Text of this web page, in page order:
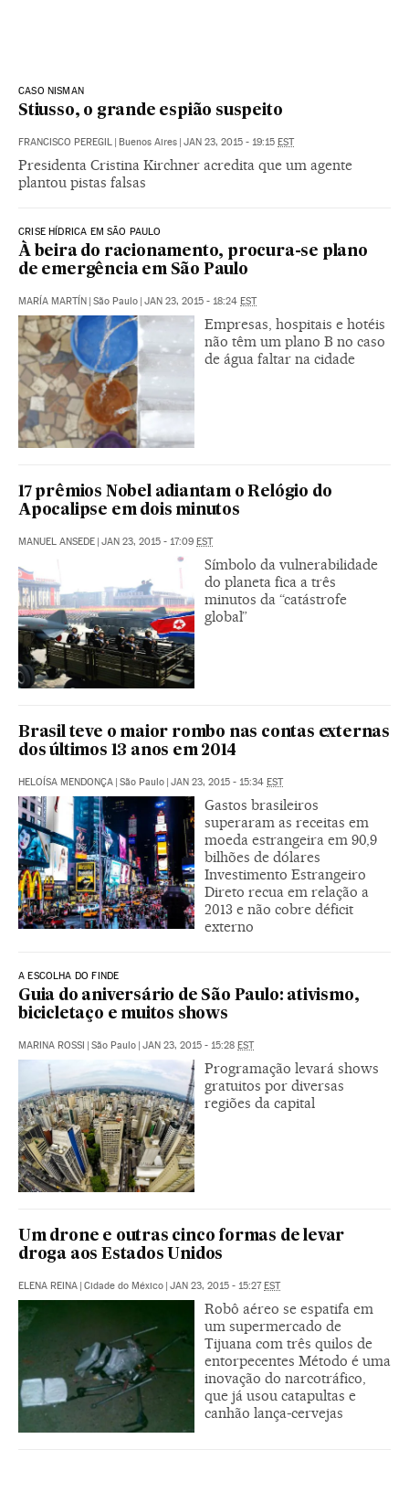
CASO NISMAN
Stiusso, o grande espião suspeito
FRANCISCO PEREGIL Buenos Aires JAN 23, 2015 - 19:15 EST
Presidenta Cristina Kirchner acredita que um agente
plantou pistas falsas
CRISE HÍDRICA EM SÃO PAULO
À beira do racionamento, procura-se plano
de emergência em São Paulo
MARÍA MARTÍN São Paulo JAN 23, 2015 - 18:24 EST
Empresas, hospitais e hotéis
não têm um plano B no caso
de água faltar na cidade
17 prêmios Nobel adiantam o Relógio do
Apocalipse em dois minutos
MANUEL ANSEDE JAN 23, 2015 - 17:09 EST
Símbolo da vulnerabilidade
do planeta fica a três
minutos da “catástrofe
global”
Brasil teve o maior rombo nas contas externas
dos últimos 13 anos em 2014
HELOÍSA MENDONÇA São Paulo JAN 23, 2015 - 15:34 EST
Gastos brasileiros
superaram as receitas em
moeda estrangeira em 90,9
bilhões de dólares
Investimento Estrangeiro
Direto recua em relação a
2013 e não cobre déficit
externo
A ESCOLHA DO FINDE
Guia do aniversário de São Paulo: ativismo,
bicicletaço e muitos shows
MARINA ROSSI São Paulo JAN 23, 2015 - 15:28 EST
Programação levará shows
gratuitos por diversas
regiões da capital
Um drone e outras cinco formas de levar
droga aos Estados Unidos
ELENA REINA | Cidade do México | JAN 23, 2015 - 15:27EST
Robô aéreo se espatifa em
um supermercado de
Tijuana com três quilos de
entorpecentes Método é uma
inovação do narcotráfico,
que já usou catapultas e
canhão lança-cervejas